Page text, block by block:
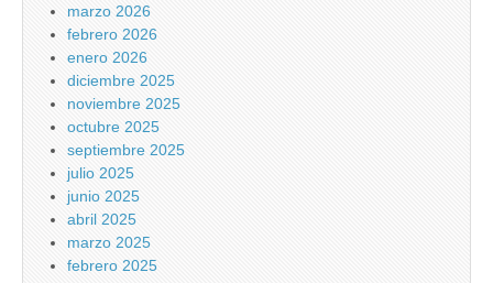
marzo 2026
febrero 2026
enero 2026
diciembre 2025
noviembre 2025
octubre 2025
septiembre 2025
julio 2025
junio 2025
abril 2025
marzo 2025
febrero 2025